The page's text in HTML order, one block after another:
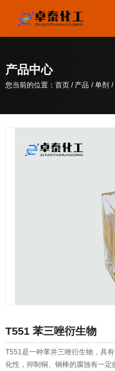
关于我们
产品中心
您当前的位置：首页 / 产品 /单剂 /
T551 苯三唑衍生物
T551是一种苯并三唑衍生物，具
化性，抑制铜、钢棒的腐蚀有一定